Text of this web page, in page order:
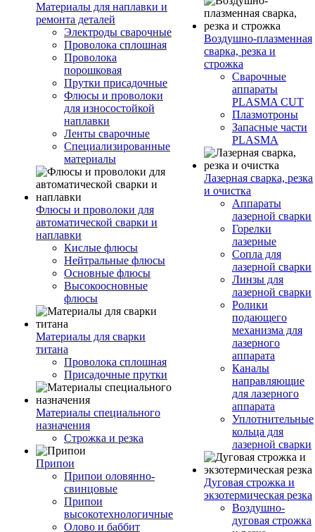
Материалы для наплавки и
ремонта деталей
Электроды сварочные
Проволока сплошная
Проволока
порошковая
Прутки присадочные
Флюсы и проволоки
для износостойкой
наплавки
Ленты сварочные
Специализированные
материалы
Флюсы и проволоки для
автоматической сварки и
наплавки
Кислые флюсы
Нейтральные флюсы
Основные флюсы
Высокоосновные
флюсы
Материалы для сварки
титана
Проволока сплошная
Присадочные прутки
Материалы специального
назначения
Строжка и резка
Припои
Припои оловянно-
свинцовые
Припои
высокотехнологичные
Олово и баббит
Воздушно-плазменная
сварка, резка и
строжка
Сварочные
аппараты
PLASMA CUT
Плазмотроны
Запасные части
PLASMA
Лазерная сварка, резка
и очистка
Аппараты
лазерной сварки
Горелки
лазерные
Сопла для
лазерной сварки
Линзы для
лазерной сварки
Ролики
подающего
механизма для
лазерного
аппарата
Каналы
направляющие
для лазерного
аппарата
Уплотнительные
кольца для
лазерной сварки
Дуговая строжка и
экзотермическая резка
Воздушно-
дуговая строжка